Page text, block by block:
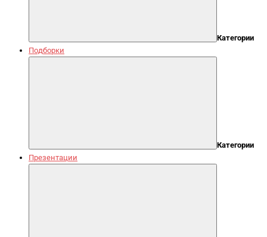
Категории
Подборки
Категории
Презентации